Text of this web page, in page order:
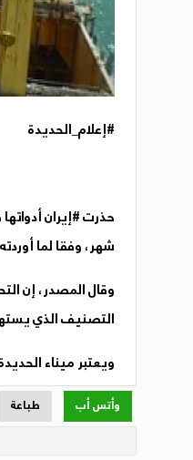
#إعلام_الحديدة
حذرت #إيران
شهر، وفقا لما
التصنيف الذي
ويعتبر ميناء
وأتس أب طباعة